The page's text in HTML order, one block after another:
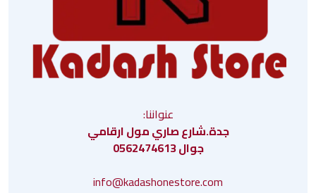
عنواننا:
جدة.شارع صاري مول ارقامي
جوال 0562474613
info@kadashonestore.com